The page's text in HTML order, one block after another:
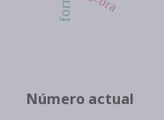
Número actual